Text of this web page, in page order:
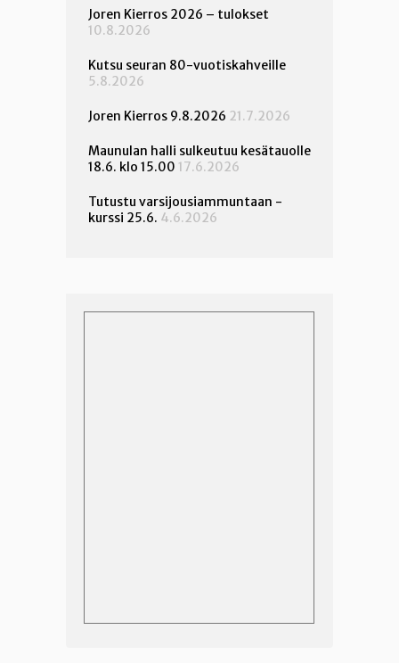
Joren Kierros 2026 – tulokset
10.8.2026
Kutsu seuran 80-vuotiskahveille
5.8.2026
Joren Kierros 9.8.2026 21.7.2026
Maunulan halli sulkeutuu kesätauolle
18.6. klo 15.00 17.6.2026
Tutustu varsijousiammuntaan -
kurssi 25.6. 4.6.2026